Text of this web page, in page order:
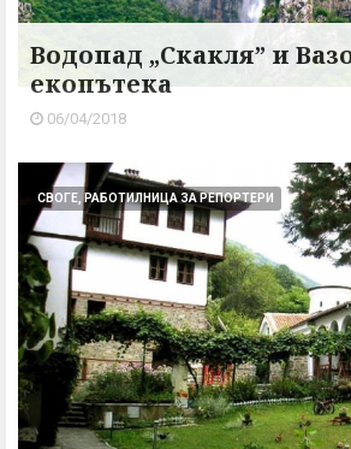
Водопад „Скакля” и
екопътека
06/04/2018
СВОГЕ, РАБОТИЛНИЦА ЗА РЕПОРТЕРИ